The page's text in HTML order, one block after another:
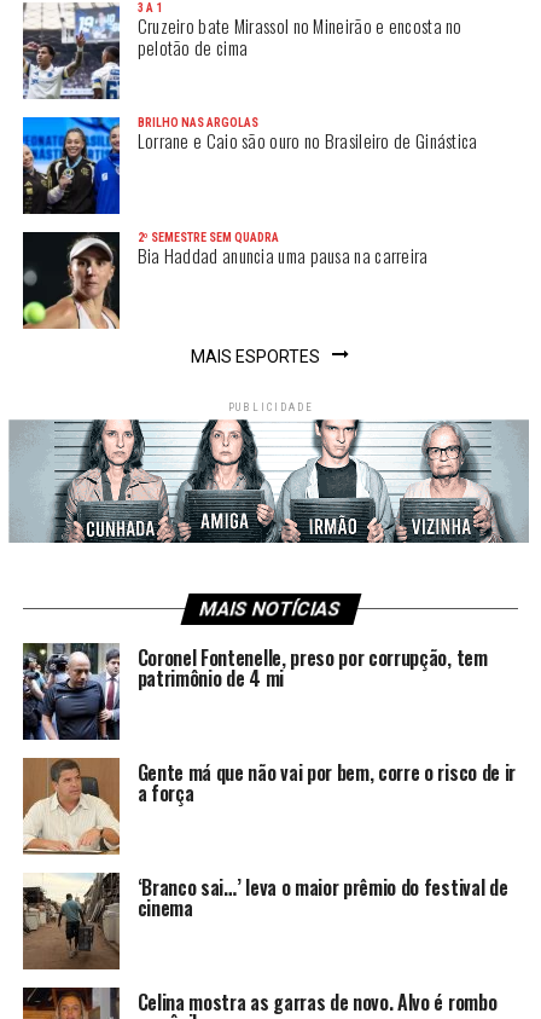
3 A 1
Cruzeiro bate Mirassol no Mineirão e encosta no
pelotão de cima
BRILHO NAS ARGOLAS
Lorrane e Caio são ouro no Brasileiro de Ginástica
2º SEMESTRE SEM QUADRA
Bia Haddad anuncia uma pausa na carreira
MAIS ESPORTES
PUBLICIDADE
MAIS NOTÍCIAS
Coronel Fontenelle, preso por corrupção, tem
patrimônio de 4 mi
Gente má que não vai por bem, corre o risco de ir
a força
‘Branco sai…’ leva o maior prêmio do festival de
cinema
Celina mostra as garras de novo. Alvo é rombo